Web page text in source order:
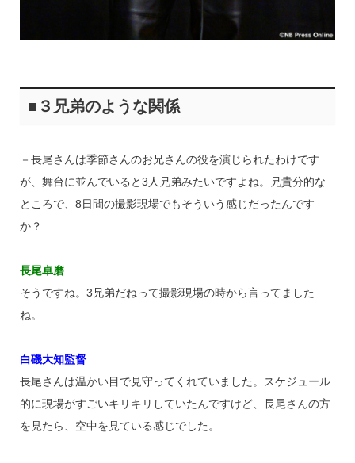
■３兄弟のような関係
－長尾さんは季節さんのお兄さんの役を演じられたわけです
が、舞台に並んでいると3人兄弟みたいですよね。兄貴分的な
ところで、8日間の撮影現場でもそういう感じだったんです
か？
長尾卓磨
そうですね。3兄弟だねって撮影現場の時から言ってました
ね。
白磯大知監督
長尾さんは温かい目で見守ってくれていました。スケジュール
的に現場がすごいキリキリしていたんですけど、長尾さんの方
を見たら、空中を見ている感じでした。